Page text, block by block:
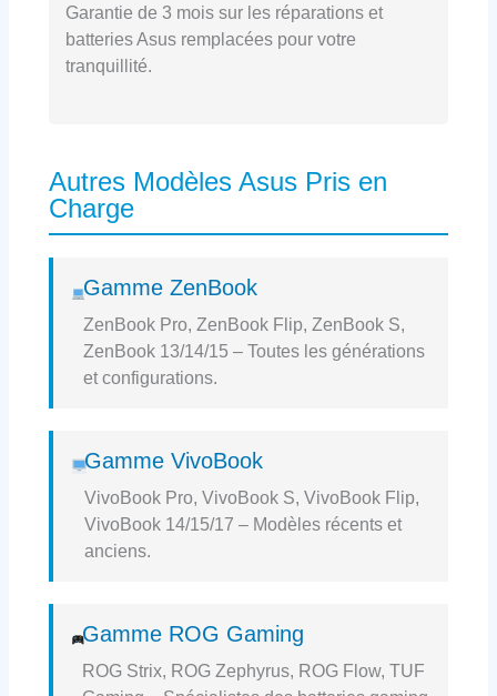
Garantie de 3 mois sur les réparations et
batteries Asus remplacées pour votre
tranquillité.
Autres Modèles Asus Pris en
Charge
Gamme ZenBook
ZenBook Pro, ZenBook Flip, ZenBook S,
ZenBook 13/14/15 – Toutes les générations
et configurations.
Gamme VivoBook
VivoBook Pro, VivoBook S, VivoBook Flip,
VivoBook 14/15/17 – Modèles récents et
anciens.
Gamme ROG Gaming
ROG Strix, ROG Zephyrus, ROG Flow, TUF